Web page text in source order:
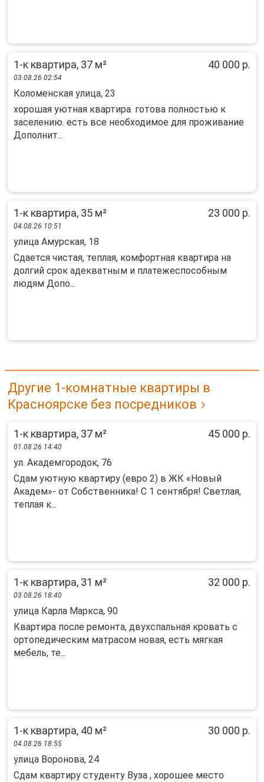
1-к квартира, 37 м² 40 000 р.
03.08.26 02:54
Коломенская улица, 23
хорошая уютная квартира. готова полностью к
заселению. есть все необходимое для проживание
Дополнит...
1-к квартира, 35 м² 23 000 р.
04.08.26 10:51
улица Амурская, 18
Сдается чистая, теплая, комфортная квартира на
долгий срок адекватным и платежеспособным
людям Допо...
Другие 1-комнатные квартиры в
Красноярске без посредников
1-к квартира, 37 м² 45 000 р.
01.08.26 14:40
ул. Академгородок, 76
Cдaм уютную кваpтиpу (eвpo 2) в ЖК «Новый
Акaдем»- oт Сoбcтвeнника! С 1 cентября! Cвeтлaя,
тeплaя к...
1-к квартира, 31 м² 32 000 р.
03.08.26 18:40
улица Карла Маркса, 90
Квартира после ремонта, двухспальная кровать с
ортопедическим матрасом новая, есть мягкая
мебель, те...
1-к квартира, 40 м² 30 000 р.
04.08.26 18:55
улица Воронова, 24
Сдам квартиру студенту Вуза , хорошее место